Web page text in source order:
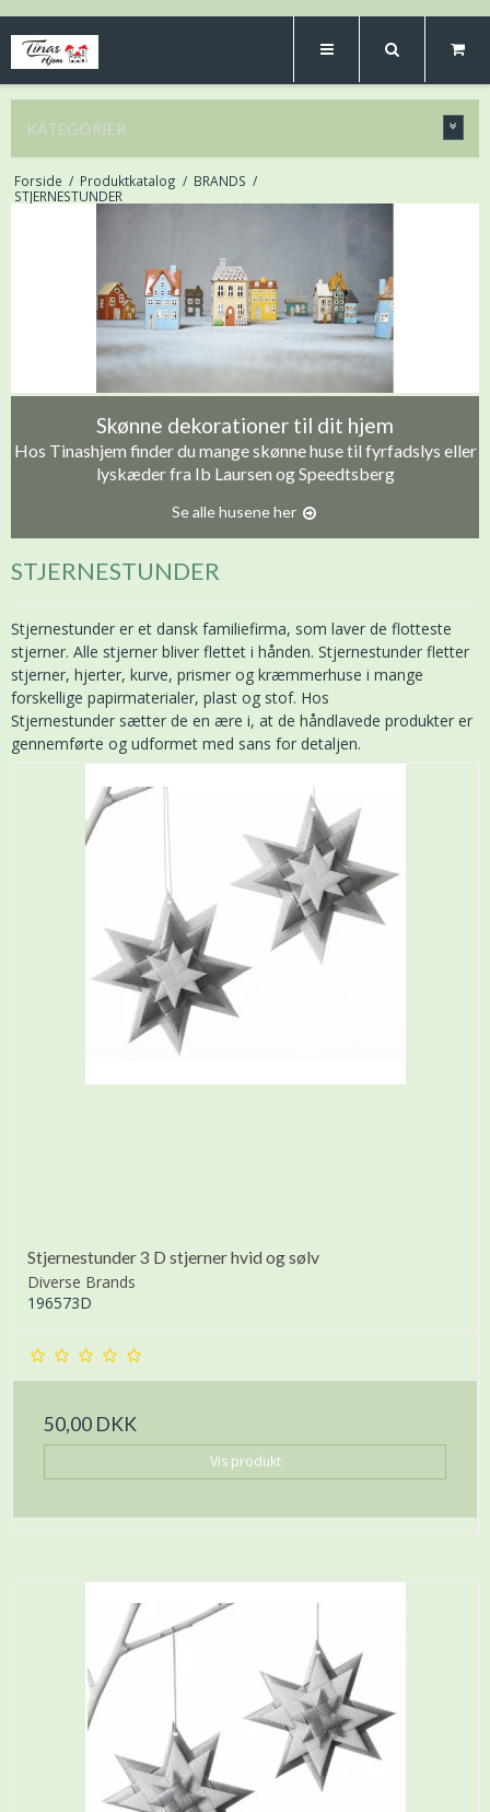
KATEGORIER
Forside / Produktkatalog / BRANDS /
STJERNESTUNDER
Skønne dekorationer til dit hjem
Hos Tinashjem finder du mange skønne huse til fyrfadslys eller
lyskæder fra Ib Laursen og Speedtsberg
Se alle husene her
STJERNESTUNDER
Stjernestunder er et dansk familiefirma, som laver de flotteste
stjerner. Alle stjerner bliver flettet i hånden. Stjernestunder fletter
stjerner, hjerter, kurve, prismer og kræmmerhuse i mange
forskellige papirmaterialer, plast og stof. Hos
Stjernestunder sætter de en ære i, at de håndlavede produkter er
gennemførte og udformet med sans for detaljen.
Stjernestunder 3 D stjerner hvid og sølv
Diverse Brands
196573D
50,00 DKK
Vis produkt